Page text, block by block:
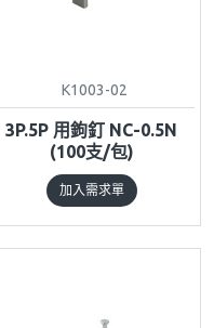
K1003-02
3P.5P 用鉤釘 NC-0.5N
(100支/包)
加入需求單